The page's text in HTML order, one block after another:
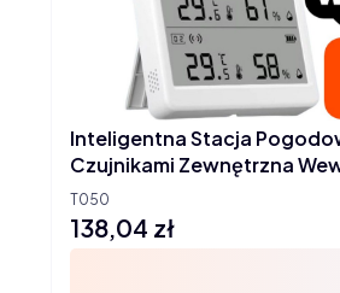
T050
Inteligentna Stacja
Czujnikami Zewnętrzna
TUYA
Cena
138,04 zł